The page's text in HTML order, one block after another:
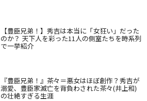
【豊臣兄弟！】秀吉は本当に「女狂い」だった
のか？ 天下人を彩った11人の側室たちを時系列
で一挙紹介
『豊臣兄弟！』茶々＝悪女はほぼ創作？秀吉が
溺愛、豊臣家滅亡を背負わされた茶々(井上和)
の壮絶すぎる生涯